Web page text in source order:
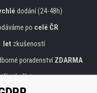
dodání (24-48h)
po celé ČR
let zkušeností
poradenstvíZDARMA
přístup